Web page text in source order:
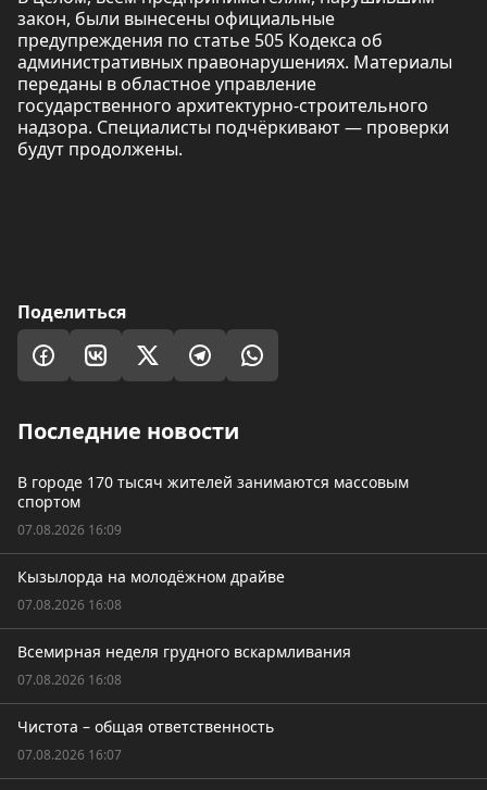
закон, были вынесены официальные
предупреждения по статье 505 Кодекса об
административных правонарушениях. Материалы
переданы в областное управление
государственного архитектурно-строительного
надзора. Специалисты подчёркивают — проверки
будут продолжены.
Поделиться
Последние новости
В городе 170 тысяч жителей занимаются массовым
спортом
07.08.2026 16:09
Кызылорда на молодёжном драйве
07.08.2026 16:08
Всемирная неделя грудного вскармливания
07.08.2026 16:08
Чистота – общая ответственность
07.08.2026 16:07